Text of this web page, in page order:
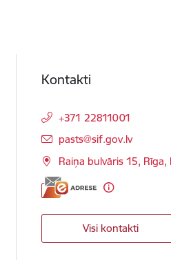
Kontakti
+371 22811001
E-pasts:
pasts@sif.gov.lv
Raiņa bulvāris 15, Rīga,
Visi kontakti